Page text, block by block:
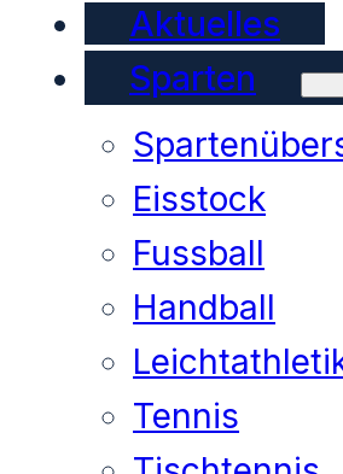
Aktuelles
Sparten
Eisstock
Fussball
Handball
Tennis